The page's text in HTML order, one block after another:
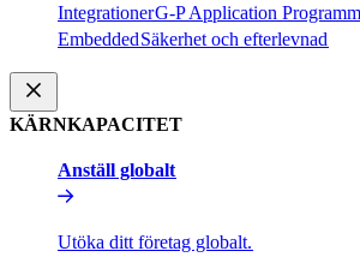
Integrationer​​G-P Application
Embedded​​Säkerhet och efterlevnad​​
KÄRNKAPACITET​​
Anställ globalt​​
Utöka ditt företag globalt.​​